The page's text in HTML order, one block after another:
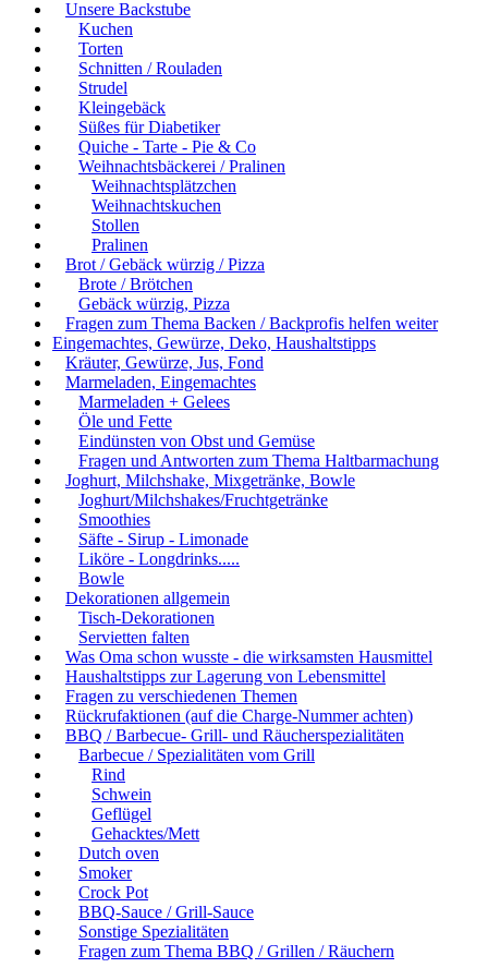
Unsere Backstube
Kuchen
Torten
Schnitten / Rouladen
Strudel
Kleingebäck
Süßes für Diabetiker
Quiche - Tarte - Pie & Co
Weihnachtsbäckerei / Pralinen
Weihnachtsplätzchen
Weihnachtskuchen
Stollen
Pralinen
Brot / Gebäck würzig / Pizza
Brote / Brötchen
Gebäck würzig, Pizza
Fragen zum Thema Backen / Backprofis helfen weiter
Eingemachtes, Gewürze, Deko, Haushaltstipps
Kräuter, Gewürze, Jus, Fond
Marmeladen, Eingemachtes
Marmeladen + Gelees
Öle und Fette
Eindünsten von Obst und Gemüse
Fragen und Antworten zum Thema Haltbarmachung
Joghurt, Milchshake, Mixgetränke, Bowle
Joghurt/Milchshakes/Fruchtgetränke
Smoothies
Säfte - Sirup - Limonade
Liköre - Longdrinks.....
Bowle
Dekorationen allgemein
Tisch-Dekorationen
Servietten falten
Was Oma schon wusste - die wirksamsten Hausmittel
Haushaltstipps zur Lagerung von Lebensmittel
Fragen zu verschiedenen Themen
Rückrufaktionen (auf die Charge-Nummer achten)
BBQ / Barbecue- Grill- und Räucherspezialitäten
Barbecue / Spezialitäten vom Grill
Rind
Schwein
Geflügel
Gehacktes/Mett
Dutch oven
Smoker
Crock Pot
BBQ-Sauce / Grill-Sauce
Sonstige Spezialitäten
Fragen zum Thema BBQ / Grillen / Räuchern